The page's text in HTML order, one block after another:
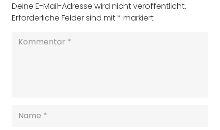
Deine E-Mail-Adresse wird nicht veröffentlicht.
Erforderliche Felder sind mit* markiert